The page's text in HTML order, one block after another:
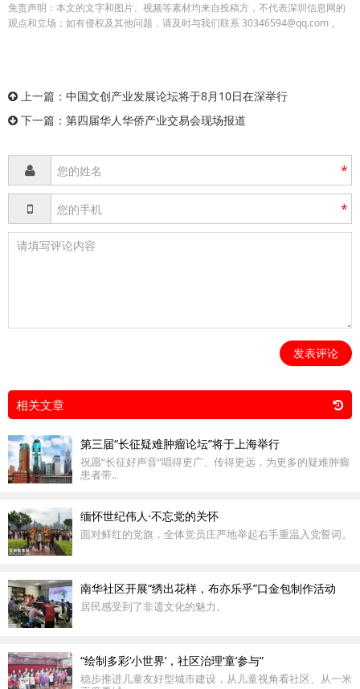
免责声明：本文的文字和图片、视频等素材均来自投稿方，不代表深圳信息网的
观点和立场；如有侵权及其他问题，请及时与我们联系 30346594@qq.com 。
上一篇： 中国文创产业发展论坛将于8月10日在深举行
下一篇： 第四届华人华侨产业交易会现场报道
*
*
发表评论
相关文章
第三届“长征疑难肿瘤论坛”将于上海举行
祝愿“长征好声音”唱得更广、传得更远，为更多的疑难肿瘤
患者带..
缅怀世纪伟人·不忘党的关怀
面对鲜红的党旗，全体党员庄严地举起右手重温入党誓词。
南华社区开展“绣出花样，布亦乐乎”口金包制作活动
居民感受到了非遗文化的魅力。
“绘制多彩‘小世界’，社区治理‘童’参与”
稳步推进儿童友好型城市建设，从儿童视角看社区、从一米